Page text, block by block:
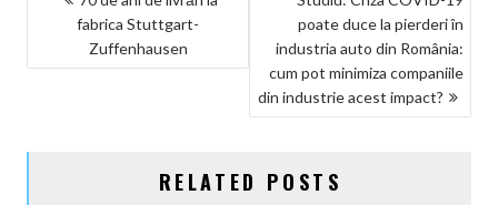
ARTICOLE
fabrica Stuttgart-
Zuffenhausen
poate duce la pierderi în
industria auto din România:
cum pot minimiza companiile
din industrie acest impact?
RELATED POSTS